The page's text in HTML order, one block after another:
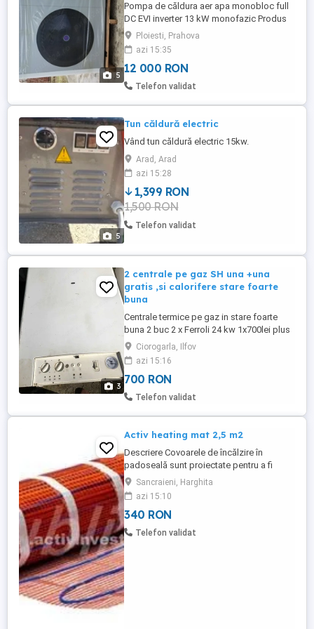
5
Pompa de căldura aer apa monobloc full
DC EVI inverter 13 kW monofazic Produs
nou aflat in ambalaj original nedesfacut. 5
Funcții: încălzire, răcire, apa calda
menajera, încălzire+apa calda menajera,
racire+apa calda menajera. Fabricat în
China in 2022. Produs certificat CE.
Ploiesti, Prahova
azi 15:35
12 000 RON
Telefon validat
5
Tun căldură electric
Vând tun căldură electric 15kw.
Arad, Arad
azi 15:28
1,399 RON
1,500 RON
Telefon validat
3
2 centrale pe gaz SH una +una
gratis ,si calorifere stare foarte
buna
Centrale termice pe gaz in stare foarte
buna 2 buc 2 x Ferroli 24 kw 1x700lei plus
una identica gratis calorifere noi 5 buc
1000 lei Calorifere cu robineți și aerisitor
,oțel, înălțime 60cm 2 Buc 80cm 2 Buc
120cm 1 Buc 140 cm Înălțime 50cm 1 Buc
100cm
Ciorogarla, Ilfov
azi 15:16
700 RON
Telefon validat
Activ heating mat 2,5 m2
Descriere Covoarele de încălzire în
padoseală sunt proiectate pentru a fi
montate aproape de finisaj. Se pot fixa cu
șapă autonivelantă sau un strat de adeziv,
se pot finisa cu gresie sau alte materiale
de finisaj rigide, fixate cu adeziv flexibil,
sau chiar și cu vopsele pentru pardoseli.
Sancraieni, Harghita
azi 15:10
340 RON
Telefon validat